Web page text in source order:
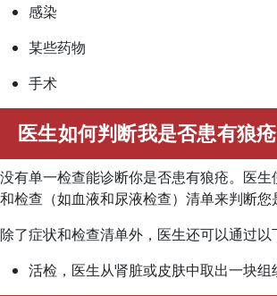
感染
某些药物
手术
医生如何判断我是否患有狼疮
没有单一检查能诊断你是否患有狼疮。医
和检查（如血液和尿液检查）清单来判断您
除了症状和检查清单外，医生还可以通过以
活检，医生从肾脏或皮肤中取出一块组